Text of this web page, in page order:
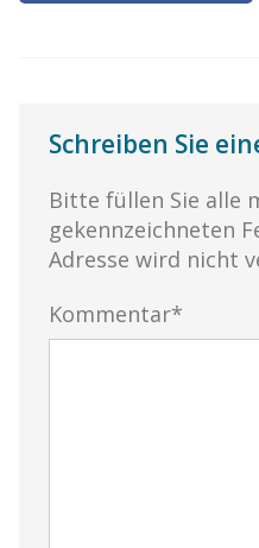
Schreiben Sie
Bitte füllen Sie alle
gekennzeichneten
Adresse wird nicht
Kommentar*